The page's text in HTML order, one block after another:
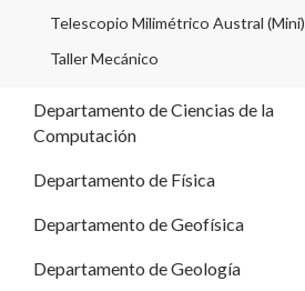
Telescopio Milimétrico Austral (Mini)
Taller Mecánico
Departamento de Ciencias de la
Computación
Departamento de Física
Departamento de Geofísica
Departamento de Geología